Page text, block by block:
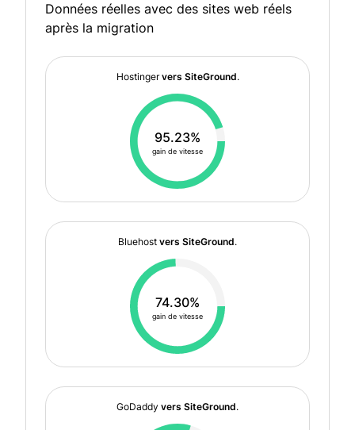
Données réelles avec des sites web réels
après la migration
Hostingervers SiteGround.
95.23%
gain de vitesse
Bluehost vers SiteGround.
74.30%
gain de vitesse
GoDaddy vers SiteGround.